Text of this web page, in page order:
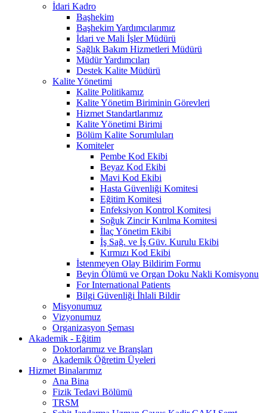
İdari Kadro
Başhekim
Başhekim Yardımcılarımız
İdari ve Mali İşler Müdürü
Sağlık Bakım Hizmetleri Müdürü
Müdür Yardımcıları
Destek Kalite Müdürü
Kalite Yönetimi
Kalite Politikamız
Kalite Yönetim Biriminin Görevleri
Hizmet Standartlarımız
Kalite Yönetimi Birimi
Bölüm Kalite Sorumluları
Komiteler
Pembe Kod Ekibi
Beyaz Kod Ekibi
Mavi Kod Ekibi
Hasta Güvenliği Komitesi
Eğitim Komitesi
Enfeksiyon Kontrol Komitesi
Soğuk Zincir Kırılma Komitesi
İlaç Yönetim Ekibi
İş Sağ. ve İş Güv. Kurulu Ekibi
Kırmızı Kod Ekibi
İstenmeyen Olay Bildirim Formu
Beyin Ölümü ve Organ Doku Nakli Komisyonu
For International Patients
Bilgi Güvenliği İhlali Bildir
Misyonumuz
Vizyonumuz
Organizasyon Şeması
Akademik - Eğitim
Doktorlarımız ve Branşları
Akademik Öğretim Üyeleri
Hizmet Binalarımız
Ana Bina
Fizik Tedavi Bölümü
TRSM